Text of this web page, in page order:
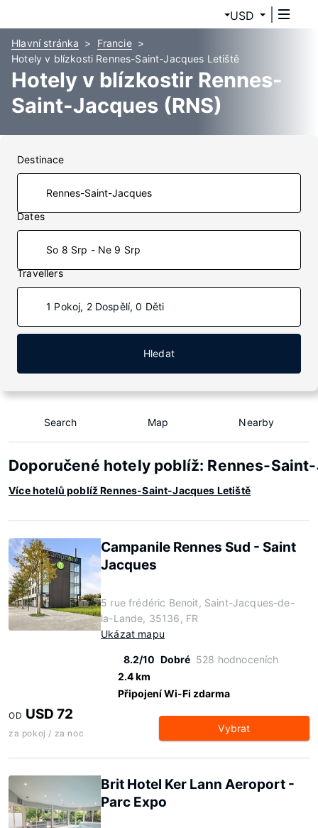
USD
Hlavní stránka
Francie
Hotely v blízkosti Rennes-Saint-Jacques Letiště
Hotely v blízkostir Rennes-
Saint-Jacques (RNS)
Destinace
Dates
So 8 Srp - Ne 9 Srp
Travellers
1 Pokoj, 2 Dospělí, 0 Děti
Hledat
Search Map Nearby
Doporučené hotely poblíž: Rennes-
Více hotelů poblíž Rennes-Saint-Jacques Letiště
Campanile Rennes Sud - Saint
Jacques
5 rue frédéric Benoit, Saint-Jacques-de-
la-Lande, 35136, FR
Ukázat mapu
8.2/10 Dobré 528 hodnoceních
2.4 km
Připojení Wi-Fi zdarma
OD USD 72
za pokoj / za noc Vybrat
Brit Hotel Ker Lann Aeroport -
Parc Expo